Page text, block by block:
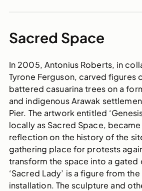
Sacred Space
In 2005, Antonius Roberts, in
Tyrone Ferguson, carved figures
battered casuarina trees on a
and indigenous Arawak
Pier. The artwork entitled
locally as Sacred Space,
reflection on the history of the
gathering place for protests
transform the space into a gated
‘Sacred Lady’ is a figure from
installation. The sculpture and